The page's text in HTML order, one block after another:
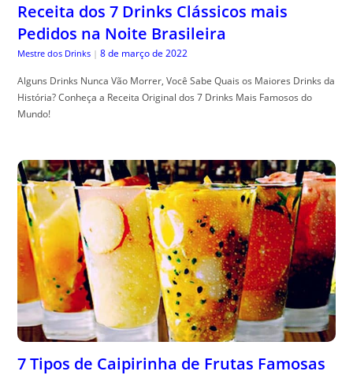
Receita dos 7 Drinks Clássicos mais
Pedidos na Noite Brasileira
Mestre dos Drinks | 8 de março de 2022
Alguns Drinks Nunca Vão Morrer, Você Sabe Quais os Maiores Drinks da
História? Conheça a Receita Original dos 7 Drinks Mais Famosos do
Mundo!
7 Tipos de Caipirinha de Frutas Famosas